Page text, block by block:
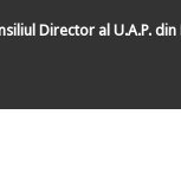
Director al U.A.P. din